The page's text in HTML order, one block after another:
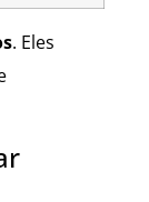
. Eles